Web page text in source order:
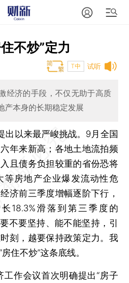
不炒”定力
试听
T中
经济的手段，不仅无助于高质
产本身的长期稳定发展
以来最严峻挑战。9月全国
年来新高；各地土地流拍频
且债务负担较重的省份恐将
等房地产企业爆发流动性危
济前三季度增幅逐阶下行，
18.3%滑落到第三季度的
不要坚持、能不能坚持，引
刻，越要保持政策定力。我
住不炒”这条底线。
作会议首次明确提出“房子